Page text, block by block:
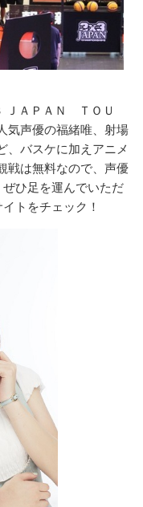
ＪＡＰＡＮ ＴＯＵ
声優の福緒唯、射場
、バスケに加えアニメ
戦は無料なので、声優
ひ足を運んでいただ
トをチェック！